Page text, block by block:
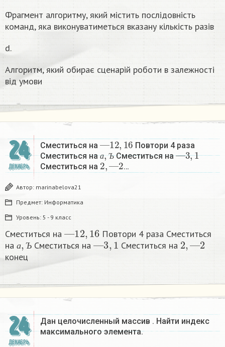
Фрагмент алгоритму, який містить послідовність
команд, яка виконуватиметься вказану кількість разів
d.
Алгоритм, який обирає сценарій роботи в залежності
від умови
24
ДЕКАБРЬ
Сместиться на
—12, 16
Повтори 4 раза
Сместиться наа Ъ
Ъ
Сместиться на
—3,1
Сместиться на
2, — 2
…
Автор: marinabelova21
Предмет: Информатика
Уровень: 5 - 9 класс
Сместиться на
12, 16
Повтори 4 раза Сместиться
на
а Ъ
а,Ъ
Сместиться на
— 3,1
Сместиться на
2—2
конец
24
ДЕКАБРЬ
Дан целочисленный массив . Найти индекс
максимального элемента​.